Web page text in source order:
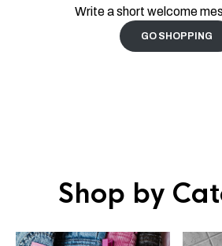
Write a short welcome
GO SHOPPING
Shop by